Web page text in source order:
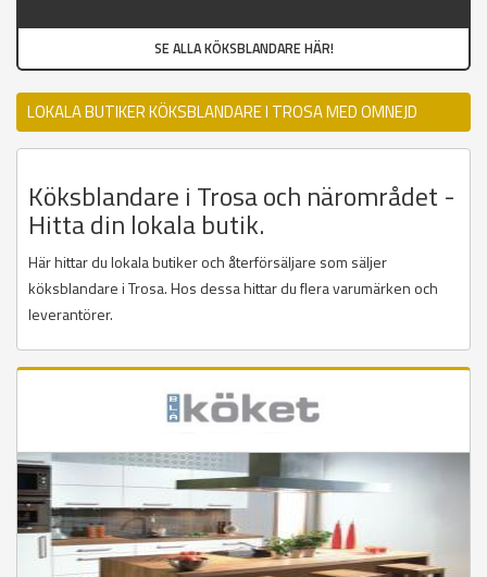
SE ALLA KÖKSBLANDARE HÄR!
LOKALA BUTIKER KÖKSBLANDARE I TROSA MED OMNEJD
Köksblandare i Trosa och närområdet -
Hitta din lokala butik.
Här hittar du lokala butiker och återförsäljare som säljer
köksblandare i Trosa. Hos dessa hittar du flera varumärken och
leverantörer.